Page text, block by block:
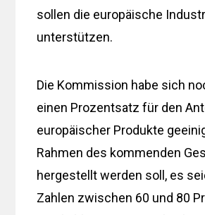
sollen die europäische
unterstützen.
Die Kommission habe sich
einen Prozentsatz für den
europäischer Produkte
Rahmen des kommenden
hergestellt werden soll, es
Zahlen zwischen 60 und 80